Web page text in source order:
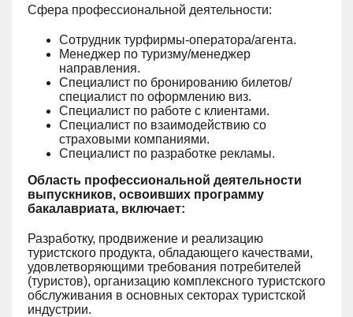
Сфера профессиональной деятельности:
Сотрудник турфирмы-оператора/агента.
Менеджер по туризму/менеджер
направления.
Специалист по бронированию билетов/
специалист по оформлению виз.
Специалист по работе с клиентами.
Специалист по взаимодействию со
страховыми компаниями.
Специалист по разработке рекламы.
Область профессиональной деятельности
выпускников, освоивших программу
бакалавриата, включает:
Разработку, продвижение и реализацию
туристского продукта, обладающего качествами,
удовлетворяющими требования потребителей
(туристов), организацию комплексного туристского
обслуживания в основных секторах туристской
индустрии.